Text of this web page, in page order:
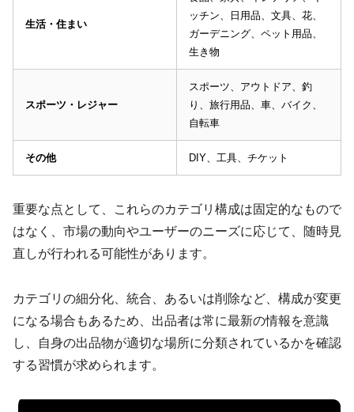
生活・住まい
ッチン、日用品、文具、花、
ガーデニング、ペット用品、
生き物
スポーツ・レジャー
スポーツ、アウトドア、釣
り、旅行用品、車、バイク、
自転車
その他 DIY、工具、チケット
重要な点として、これらのカテゴリ構成は固定的なもので
はなく、市場の動向やユーザーのニーズに応じて、随時見
直しが行われる可能性があります。
カテゴリの細分化、統合、あるいは削除など、構成が変更
になる場合もあるため、出品者は常に最新の情報を意識
し、自身の出品物が適切な場所に分類されているかを確認
する習慣が求められます。